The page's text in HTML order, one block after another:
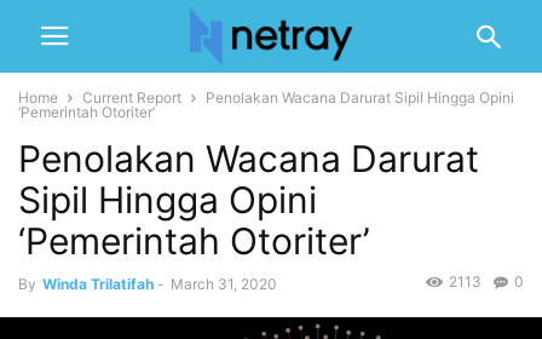
Home Current Report
Penolakan Wacana Darurat Sipil Hingga Opini
‘Pemerintah Otoriter’
Penolakan Wacana Darurat
Sipil Hingga Opini
‘Pemerintah Otoriter’
By Winda Trilatifah - March 31, 2020 0
2113